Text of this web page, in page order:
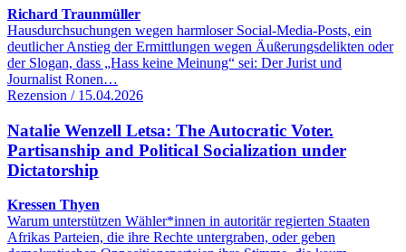
Richard Traunmüller
Hausdurchsuchungen wegen harmloser Social-Media-Posts, ein
deutlicher Anstieg der Ermittlungen wegen Äußerungsdelikten oder
der Slogan, dass „Hass keine Meinung“ sei: Der Jurist und
Journalist Ronen…
Rezension / 15.04.2026
Natalie Wenzell Letsa: The Autocratic Voter.
Partisanship and Political Socialization under
Dictatorship
Kressen Thyen
Warum unterstützen Wähler*innen in autoritär regierten Staaten
Afrikas Parteien, die ihre Rechte untergraben, oder geben